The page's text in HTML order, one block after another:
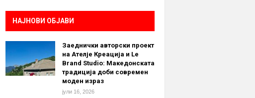
НАЈНОВИ ОБЈАВИ
Заеднички авторски проект
на Ателје Креација и Le
Brand Studio: Македонската
традиција доби современ
моден израз
јули 16, 2026